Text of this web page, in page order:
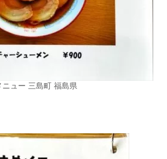
ニュー 三島町 福島県